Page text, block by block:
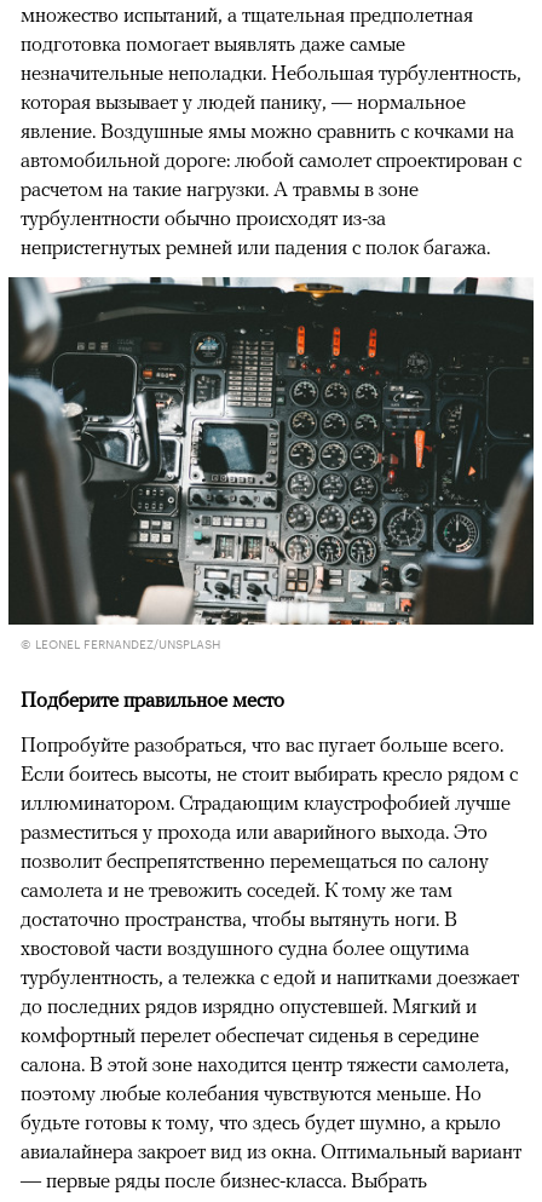
множество испытаний, а тщательная предполетная
подготовка помогает выявлять даже самые
незначительные неполадки. Небольшая турбулентность,
которая вызывает у людей панику, — нормальное
явление. Воздушные ямы можно сравнить с кочками на
автомобильной дороге: любой самолет спроектирован с
расчетом на такие нагрузки. А травмы в зоне
турбулентности обычно происходят из-за
непристегнутых ремней или падения с полок багажа.
© LEONEL FERNANDEZ/UNSPLASH
Подберите правильное место
Попробуйте разобраться, что вас пугает больше всего.
Если боитесь высоты, не стоит выбирать кресло рядом с
иллюминатором. Страдающим клаустрофобией лучше
разместиться у прохода или аварийного выхода. Это
позволит беспрепятственно перемещаться по салону
самолета и не тревожить соседей. К тому же там
достаточно пространства, чтобы вытянуть ноги. В
хвостовой части воздушного судна более ощутима
турбулентность, а тележка с едой и напитками доезжает
до последних рядов изрядно опустевшей. Мягкий и
комфортный перелет обеспечат сиденья в середине
салона. В этой зоне находится центр тяжести самолета,
поэтому любые колебания чувствуются меньше. Но
будьте готовы к тому, что здесь будет шумно, а крыло
авиалайнера закроет вид из окна. Оптимальный вариант
— первые ряды после бизнес-класса. Выбрать